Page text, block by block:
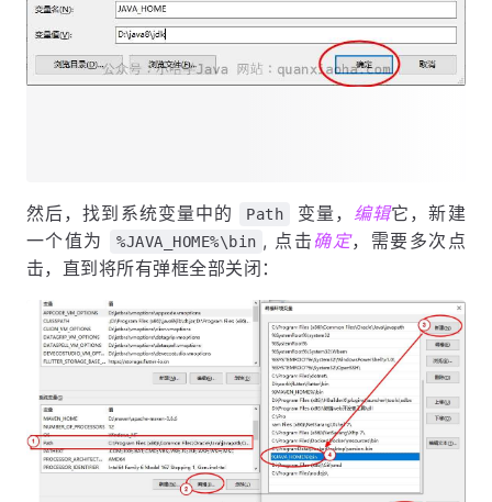
然后，找到系统变量中的 Path 变量， 编辑它，新建
一个值为
%JAVA_HOME%\bin , 点击 确定，需要多次点
击，直到将所有弹框全部关闭：